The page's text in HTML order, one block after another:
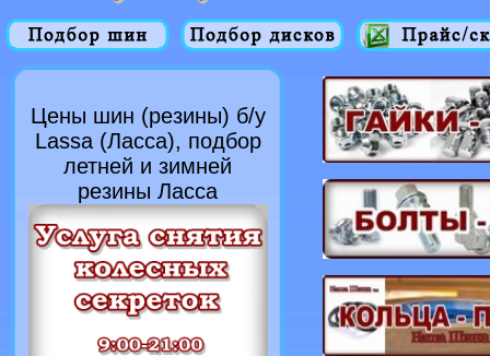
Цены шин (резины) б/у
Lassa (Ласса), подбор
летней и зимней
резины Ласса